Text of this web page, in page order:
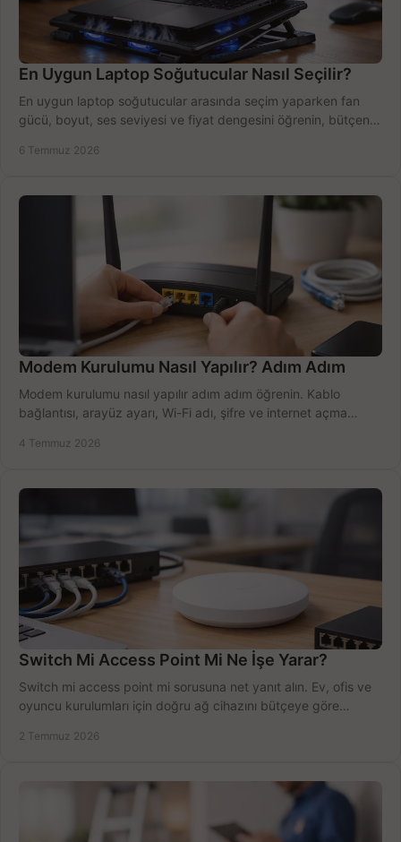
En Uygun Laptop Soğutucular Nasıl Seçilir?
En uygun laptop soğutucular arasında seçim yaparken fan
gücü, boyut, ses seviyesi ve fiyat dengesini öğrenin, bütçenizi
6 Temmuz 2026
Modem Kurulumu Nasıl Yapılır? Adım Adım
Modem kurulumu nasıl yapılır adım adım öğrenin. Kablo
bağlantısı, arayüz ayarı, Wi-Fi adı, şifre ve internet açma
4 Temmuz 2026
Switch Mi Access Point Mi Ne İşe Yarar?
Switch mi access point mi sorusuna net yanıt alın. Ev, ofis ve
oyuncu kurulumları için doğru ağ cihazını bütçeye göre
2 Temmuz 2026